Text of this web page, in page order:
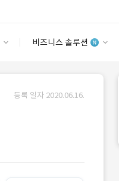
비즈니스 솔루션
안심 코드 케어
등록 일자 2020.06.16.